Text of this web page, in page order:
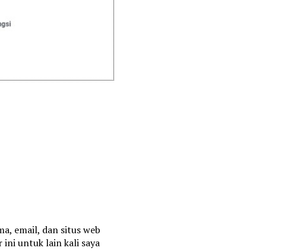
email, dan situs web
ini untuk lain kali saya